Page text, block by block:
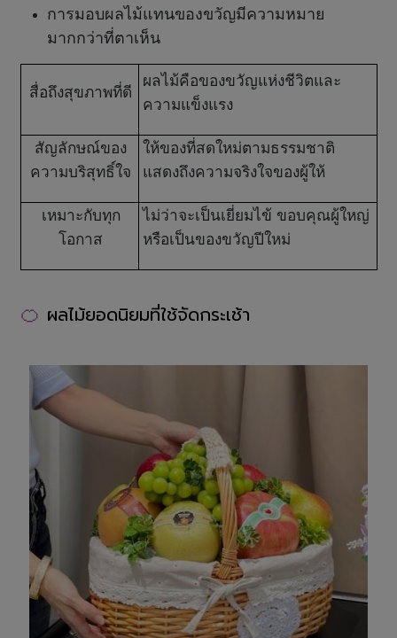
การมอบผลไม้แทนของขวัญมีความหมาย
มากกว่าที่ตาเห็น
สื่อถึงสุขภาพที่ดี
ผลไม้คือของขวัญแห่งชีวิตและ
ความแข็งแรง
สัญลักษณ์ของ
ความบริสุทธิ์ใจ
ให้ของที่สดใหม่ตามธรรมชาติ
แสดงถึงความจริงใจของผู้ให้
เหมาะกับทุก
โอกาส
ไม่ว่าจะเป็นเยี่ยมไข้ ขอบคุณผู้ใหญ่
หรือเป็นของขวัญปีใหม่
🍊 ผลไม้ยอดนิยมที่ใช้จัดกระเช้า